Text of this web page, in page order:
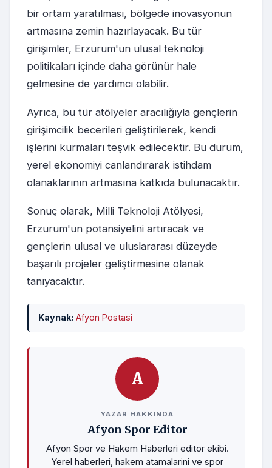
bir ortam yaratılması, bölgede inovasyonun
artmasına zemin hazırlayacak. Bu tür
girişimler, Erzurum'un ulusal teknoloji
politikaları içinde daha görünür hale
gelmesine de yardımcı olabilir.
Ayrıca, bu tür atölyeler aracılığıyla gençlerin
girişimcilik becerileri geliştirilerek, kendi
işlerini kurmaları teşvik edilecektir. Bu durum,
yerel ekonomiyi canlandırarak istihdam
olanaklarının artmasına katkıda bulunacaktır.
Sonuç olarak, Milli Teknoloji Atölyesi,
Erzurum'un potansiyelini artıracak ve
gençlerin ulusal ve uluslararası düzeyde
başarılı projeler geliştirmesine olanak
tanıyacaktır.
Kaynak: Afyon Postasi
A
YAZAR HAKKINDA
Afyon Spor Editor
Afyon Spor ve Hakem Haberleri editor ekibi.
Yerel haberleri, hakem atamalarini ve spor